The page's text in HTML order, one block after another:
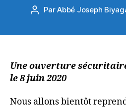
Auteur
ParAbbé Joseph
Une ouverture
le 8 juin 2020
Nous allons bientôt